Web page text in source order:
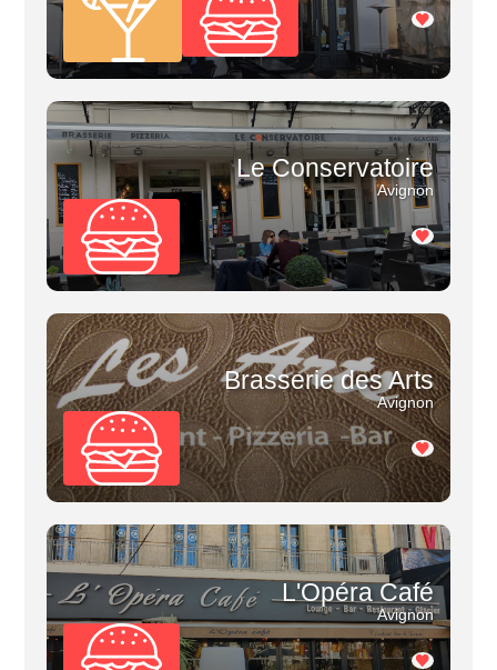
Le Conservatoire
Avignon
Brasserie des Arts
Avignon
L'Opéra Café
Avignon